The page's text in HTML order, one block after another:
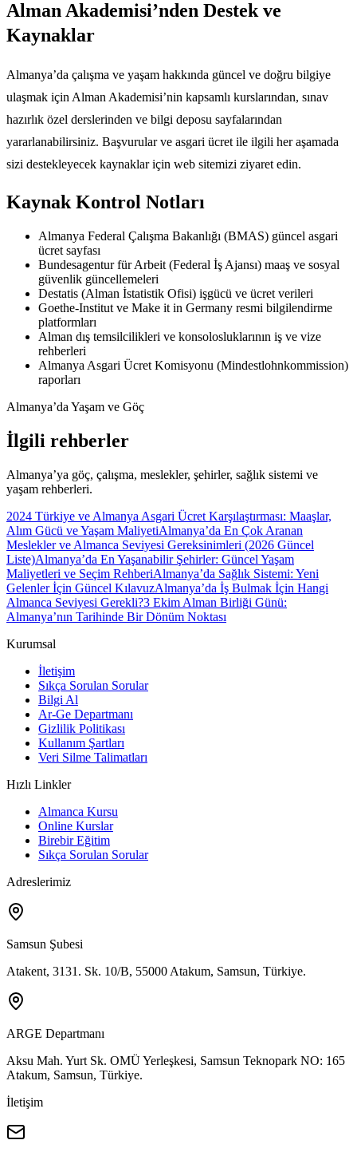
Alman Akademisi’nden Destek ve
Kaynaklar
Almanya’da çalışma ve yaşam hakkında güncel ve doğru bilgiye
ulaşmak için Alman Akademisi’nin kapsamlı kurslarından, sınav
hazırlık özel derslerinden ve bilgi deposu sayfalarından
yararlanabilirsiniz. Başvurular ve asgari ücret ile ilgili her aşamada
sizi destekleyecek kaynaklar için web sitemizi ziyaret edin.
Kaynak Kontrol Notları
Almanya Federal Çalışma Bakanlığı (BMAS) güncel asgari
ücret sayfası
Bundesagentur für Arbeit (Federal İş Ajansı) maaş ve sosyal
güvenlik güncellemeleri
Destatis (Alman İstatistik Ofisi) işgücü ve ücret verileri
Goethe-Institut ve Make it in Germany resmi bilgilendirme
platformları
Alman dış temsilcilikleri ve konsolosluklarının iş ve vize
rehberleri
Almanya Asgari Ücret Komisyonu (Mindestlohnkommission)
raporları
Almanya’da Yaşam ve Göç
İlgili rehberler
Almanya’ya göç, çalışma, meslekler, şehirler, sağlık sistemi ve
yaşam rehberleri.
2024 Türkiye ve Almanya Asgari Ücret Karşılaştırması: Maaşlar,
Alım Gücü ve Yaşam MaliyetiAlmanya’da En Çok Aranan
Meslekler ve Almanca Seviyesi Gereksinimleri (2026 Güncel
Liste)Almanya’da En Yaşanabilir Şehirler: Güncel Yaşam
Maliyetleri ve Seçim RehberiAlmanya’da Sağlık Sistemi: Yeni
Gelenler İçin Güncel KılavuzAlmanya’da İş Bulmak İçin Hangi
Almanca Seviyesi Gerekli?3 Ekim Alman Birliği Günü:
Almanya’nın Tarihinde Bir Dönüm Noktası
Kurumsal
İletişim
Sıkça Sorulan Sorular
Bilgi Al
Ar-Ge Departmanı
Gizlilik Politikası
Kullanım Şartları
Veri Silme Talimatları
Hızlı Linkler
Almanca Kursu
Online Kurslar
Birebir Eğitim
Sıkça Sorulan Sorular
Adreslerimiz
Samsun Şubesi
Atakent, 3131. Sk. 10/B, 55000 Atakum, Samsun, Türkiye.
ARGE Departmanı
Aksu Mah. Yurt Sk. OMÜ Yerleşkesi, Samsun Teknopark NO: 165
Atakum, Samsun, Türkiye.
İletişim